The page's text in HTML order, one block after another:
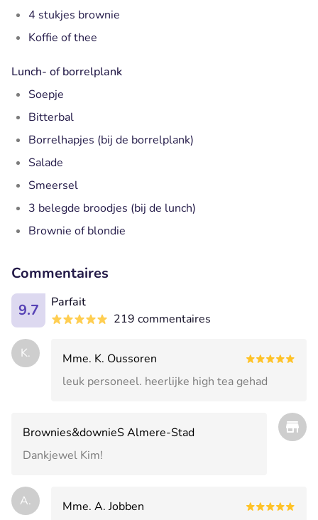
4 stukjes brownie
Koffie of thee
Lunch- of borrelplank
Soepje
Bitterbal
Borrelhapjes (bij de borrelplank)
Salade
Smeersel
3 belegde broodjes (bij de lunch)
Brownie of blondie
Commentaires
9.7
Parfait
219 commentaires
K.
Mme. K. Oussoren
leuk personeel. heerlijke high tea gehad
Brownies&downieS Almere-Stad
Dankjewel Kim!
A.
Mme. A. Jobben